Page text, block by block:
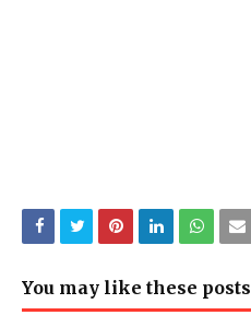
You may like these posts